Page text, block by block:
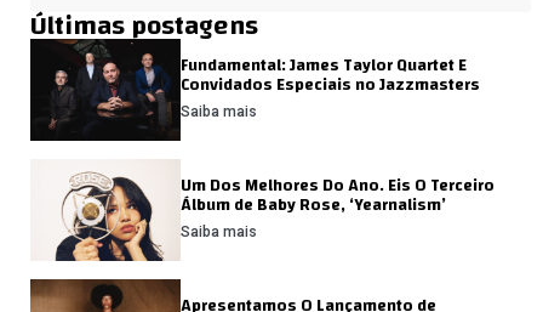
Últimas postagens
Fundamental: James Taylor Quartet E
Convidados Especiais no Jazzmasters
Saiba mais
Um Dos Melhores Do Ano. Eis O Terceiro
Álbum de Baby Rose, ‘Yearnalism’
Saiba mais